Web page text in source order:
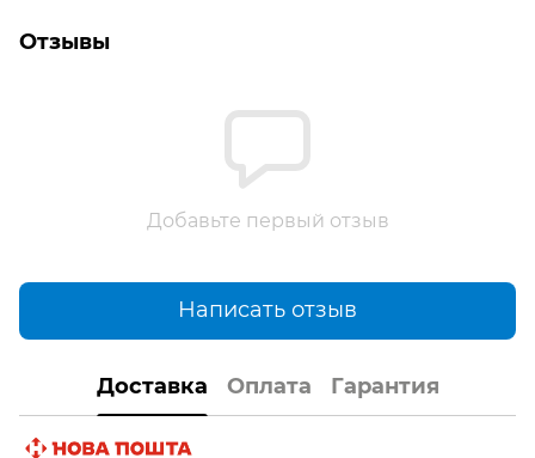
Отзывы
Добавьте первый отзыв
Написать отзыв
Доставка Оплата Гарантия